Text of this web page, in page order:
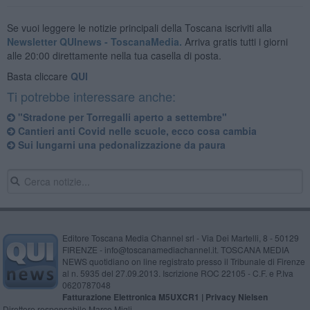
Se vuoi leggere le notizie principali della Toscana iscriviti alla
Newsletter QUInews - ToscanaMedia. Arriva gratis tutti i giorni
alle 20:00 direttamente nella tua casella di posta.
Basta cliccare QUI
Ti potrebbe interessare anche:
"Stradone per Torregalli aperto a settembre"
Cantieri anti Covid nelle scuole, ecco cosa cambia
Sui lungarni una pedonalizzazione da paura
Editore Toscana Media Channel srl - Via Dei Martelli, 8 - 50129
FIRENZE - info@toscanamediachannel.it. TOSCANA MEDIA
NEWS quotidiano on line registrato presso il Tribunale di Firenze
al n. 5935 del 27.09.2013. Iscrizione ROC 22105 - C.F. e P.Iva
0620787048
Fatturazione Elettronica M5UXCR1 | Privacy Nielsen